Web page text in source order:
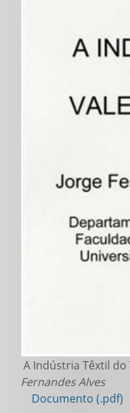
A Indústria Têxtil do
Fernandes Alves
Documento (.pdf)